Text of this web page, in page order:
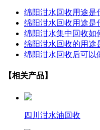
绵阳泔水回收用途是
绵阳泔水回收用途是
绵阳泔水集中回收如
绵阳泔水回收的用途
绵阳泔水回收后可以
【相关产品】
四川泔水油回收